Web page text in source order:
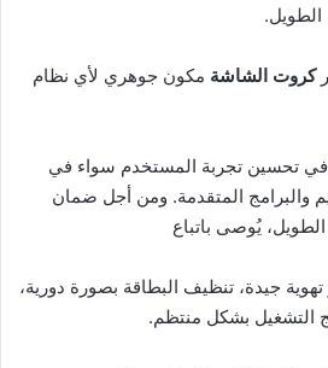
كروت الشاشة مكون جوهري لأي نظام
تحسين تجربة المستخدم سواء في
والبرامج المتقدمة. ومن أجل ضمان
يُوصى باتباع
جيدة، تنظيف البطاقة بصورة دورية،
التشغيل بشكل منتظم.